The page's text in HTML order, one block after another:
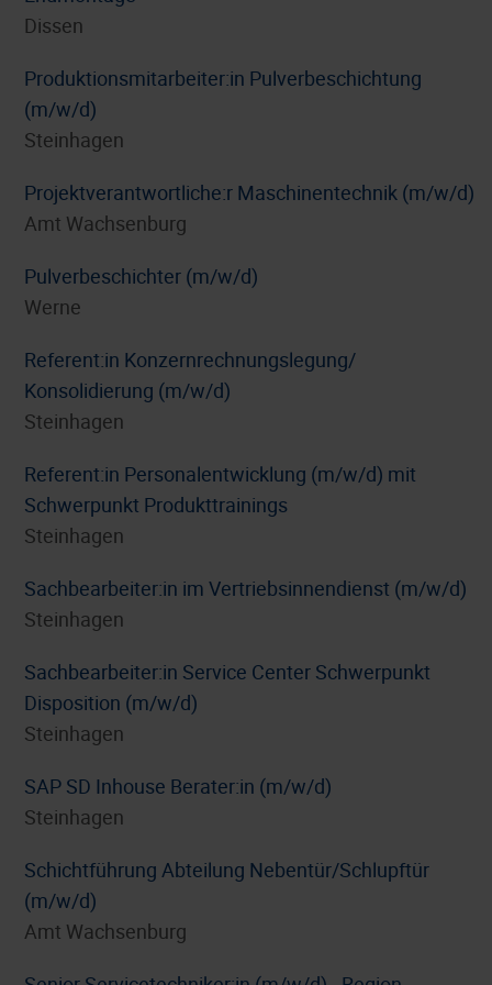
Dissen
Produktionsmitarbeiter:in Pulverbeschichtung
(m/w/d)
Steinhagen
Projektverantwortliche:r Maschinentechnik (m/w/d)
Amt Wachsenburg
Pulverbeschichter (m/w/d)
Werne
Referent:in Konzernrechnungslegung/
Konsolidierung (m/w/d)
Steinhagen
Referent:in Personalentwicklung (m/w/d) mit
Schwerpunkt Produkttrainings
Steinhagen
Sachbearbeiter:in im Vertriebsinnendienst (m/w/d)
Steinhagen
Sachbearbeiter:in Service Center Schwerpunkt
Disposition (m/w/d)
Steinhagen
SAP SD Inhouse Berater:in (m/w/d)
Steinhagen
Schichtführung Abteilung Nebentür/Schlupftür
(m/w/d)
Amt Wachsenburg